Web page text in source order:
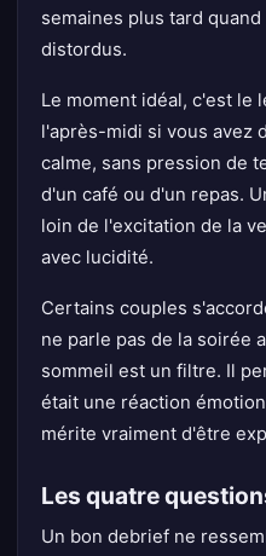
semaines plus tard
distordus.
Le moment idéal, c'est le
l'après-midi si vous avez
calme, sans pression de
d'un café ou d'un repas.
loin de l'excitation de la
avec lucidité.
Certains couples
ne parle pas de la soirée
sommeil est un filtre. Il
était une réaction
mérite vraiment d'être
Les quatre
Un bon debrief ne